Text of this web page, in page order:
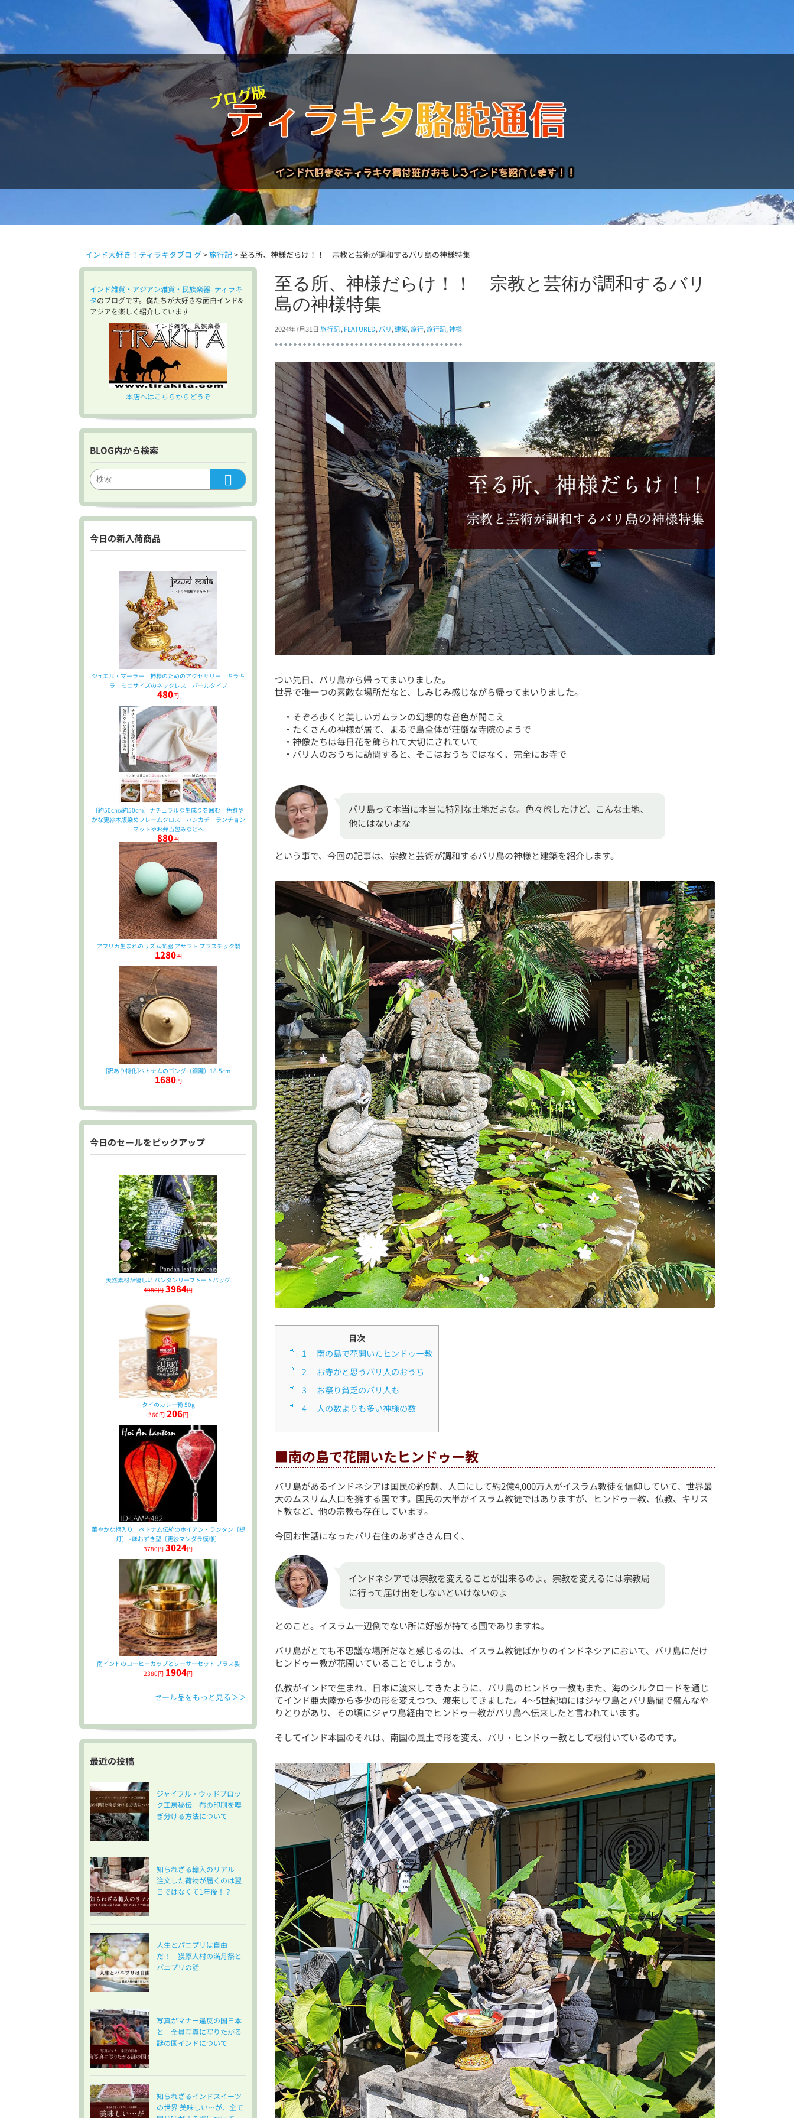
インド大好き！ティラキタブロ グ>旅行記>至る所、神様だらけ！！ 宗教と芸術が調和するバリ島の神様特集
至る所、神様だらけ！！ 宗教と芸術が調和するバリ
島の神様特集
2024年7月31日旅行記, FEATURED, バリ,建築,旅行,旅行記,神様
つい先日、バリ島から帰ってまいりました。
世界で唯一つの素敵な場所だなと、しみじみ感じながら帰ってまいりました。
・そぞろ歩くと美しいガムランの幻想的な音色が聞こえ
・たくさんの神様が居て、まるで島全体が荘厳な寺院のようで
・神像たちは毎日花を飾られて大切にされていて
・バリ人のおうちに訪問すると、そこはおうちではなく、完全にお寺で
バリ島って本当に本当に特別な土地だよな。色々旅したけど、こんな土地、
他にはないよな
という事で、今回の記事は、宗教と芸術が調和するバリ島の神様と建築を紹介します。
目次
1
■南の島で花開いたヒンドゥー教
2
■お寺かと思うバリ人のおうち
3
■お祭り貧乏のバリ人も
4
■人の数よりも多い神様の数
■南の島で花開いたヒンドゥー教
バリ島があるインドネシアは国民の約9割、人口にして約2億4,000万人がイスラム教徒を信仰していて、世界最
大のムスリム人口を擁する国です。国民の大半がイスラム教徒ではありますが、ヒンドゥー教、仏教、キリス
ト教など、他の宗教も存在しています。
今回お世話になったバリ在住のあずささん曰く、
インドネシアでは宗教を変えることが出来るのよ。宗教を変えるには宗教局
に行って届け出をしないといけないのよ
とのこと。イスラム一辺倒でない所に好感が持てる国でありますね。
バリ島がとても不思議な場所だなと感じるのは、イスラム教徒ばかりのインドネシアにおいて、バリ島にだけ
ヒンドゥー教が花開いていることでしょうか。
仏教がインドで生まれ、日本に渡来してきたように、バリ島のヒンドゥー教もまた、海のシルクロードを通じ
てインド亜大陸から多少の形を変えつつ、渡来してきました。4～5世紀頃にはジャワ島とバリ島間で盛んなや
りとりがあり、その頃にジャワ島経由でヒンドゥー教がバリ島へ伝来したと言われています。
そしてインド本国のそれは、南国の風土で形を変え、バリ・ヒンドゥー教として根付いているのです。
インド雑貨・アジアン雑貨・民族楽器- ティラキ
タのブログです。僕たちが大好きな面白インド&
アジアを楽しく紹介しています
本店へはこちらからどうぞ
BLOG内から検索
今日の新入荷商品
ジュエル・マーラー 神様のためのアクセサリー キラキ
ラ ミニサイズのネックレス パールタイプ
480円
〔約50cmx約50cm〕ナチュラルな生成りを囲む 色鮮や
かな更紗木版染めフレームクロス ハンカチ ランチョン
マットやお弁当包みなどへ
880円
アフリカ生まれのリズム楽器 アサラト プラスチック製
1280円
[訳あり特化]ベトナムのゴング（銅鑼）18.5cm
1680円
今日のセールをピックアップ
天然素材が優しい パンダンリーフトートバッグ
4980円3984円
タイのカレー粉 50g
360円206円
華やかな柄入り ベトナム伝統のホイアン・ランタン〔提
灯〕 - ほおずき型〔更紗マンダラ模様〕
3780円3024円
南インドのコーヒーカップとソーサーセット ブラス製
2380円1904円
セール品をもっと見る＞＞
最近の投稿
ジャイプル・ウッドブロッ
ク工房秘伝 布の印刷を嗅
ぎ分ける方法について
知られざる輸入のリアル
注文した荷物が届くのは翌
日ではなくて1年後！？
人生とパニプリは自由
だ！ 獏原人村の満月祭と
パニプリの話
写真がマナー違反の国日本
と 全員写真に写りたがる
謎の国インドについて
知られざるインドスイーツ
の世界 美味しい…が、全て